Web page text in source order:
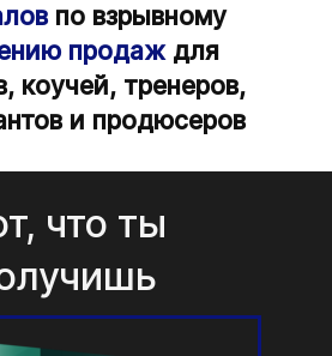
по взрывному
продаж для
коучей, тренеров,
и продюсеров
что ты